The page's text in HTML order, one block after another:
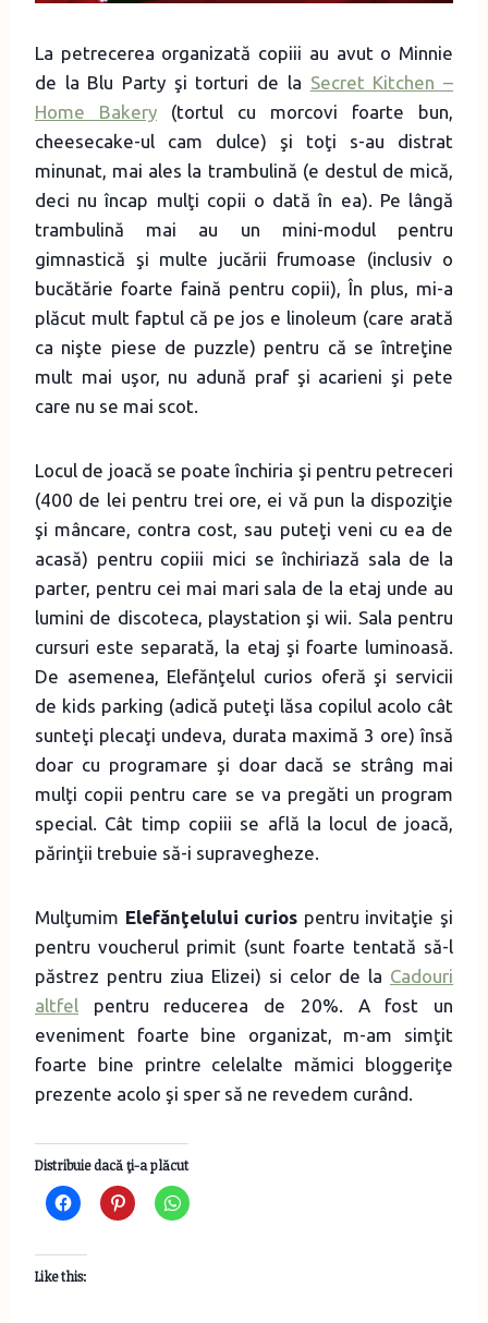
La petrecerea organizată copiii au avut o Minnie
de la Blu Party şi torturi de la Secret Kitchen –
Home Bakery (tortul cu morcovi foarte bun,
cheesecake-ul cam dulce) şi toţi s-au distrat
minunat, mai ales la trambulină (e destul de mică,
deci nu încap mulţi copii o dată în ea). Pe lângă
trambulină mai au un mini-modul pentru
gimnastică şi multe jucării frumoase (inclusiv o
bucătărie foarte faină pentru copii), În plus, mi-a
plăcut mult faptul că pe jos e linoleum (care arată
ca nişte piese de puzzle) pentru că se întreţine
mult mai uşor, nu adună praf şi acarieni şi pete
care nu se mai scot.
Locul de joacă se poate închiria şi pentru petreceri
(400 de lei pentru trei ore, ei vă pun la dispoziţie
şi mâncare, contra cost, sau puteţi veni cu ea de
acasă) pentru copiii mici se închiriază sala de la
parter, pentru cei mai mari sala de la etaj unde au
lumini de discoteca, playstation şi wii. Sala pentru
cursuri este separată, la etaj şi foarte luminoasă.
De asemenea, Elefănţelul curios oferă şi servicii
de kids parking (adică puteţi lăsa copilul acolo cât
sunteţi plecaţi undeva, durata maximă 3 ore) însă
doar cu programare şi doar dacă se strâng mai
mulţi copii pentru care se va pregăti un program
special. Cât timp copiii se află la locul de joacă,
părinţii trebuie să-i supravegheze.
Mulţumim Elefănţelului curios pentru invitaţie şi
pentru voucherul primit (sunt foarte tentată să-l
păstrez pentru ziua Elizei) si celor de la Cadouri
altfel pentru reducerea de 20%. A fost un
eveniment foarte bine organizat, m-am simţit
foarte bine printre celelalte mămici bloggeriţe
prezente acolo şi sper să ne revedem curând.
Distribuie dacă ţi-a plăcut
Like this: